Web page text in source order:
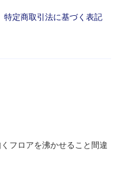
特定商取引法に基づく表記
フロアを沸かせること間違